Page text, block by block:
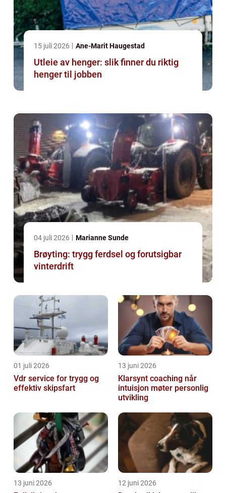
15 juli 2026 Ane-Marit Haugestad
Utleie av henger: slik finner du riktig
henger til jobben
04 juli 2026 Marianne Sunde
Brøyting: trygg ferdsel og forutsigbar
vinterdrift
01 juli 2026
Vdr service for trygg og
effektiv skipsfart
13 juni 2026
Klarsynt coaching når
intuisjon møter personlig
utvikling
13 juni 2026 12 juni 2026